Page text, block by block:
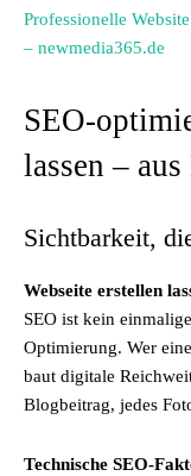
Professionelle
– newmedia365.de
SEO-
lassen –
Sichtbarkeit,
Webseite erstellen
SEO ist kein
Optimierung. Wer eine
baut digitale
Blogbeitrag, jedes
Technische SEO-